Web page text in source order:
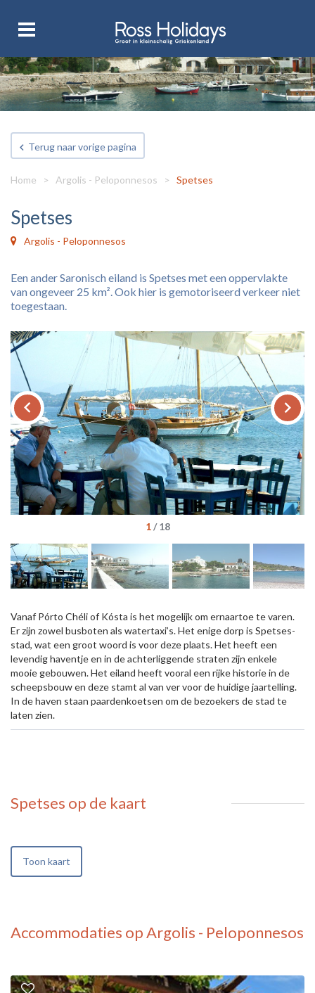
Terug naar vorige pagina
Home > Argolis - Peloponnesos > Spetses
Spetses
Argolis - Peloponnesos
Een ander Saronisch eiland is Spetses met een oppervlakte
van ongeveer 25 km². Ook hier is gemotoriseerd verkeer niet
toegestaan.
keyboard_arrow_left keyboard_arrow_right
1/18
Vanaf Pórto Chéli of Kósta is het mogelijk om ernaartoe te varen.
Er zijn zowel busboten als watertaxi’s. Het enige dorp is Spetses-
stad, wat een groot woord is voor deze plaats. Het heeft een
levendig haventje en in de achterliggende straten zijn enkele
mooie gebouwen. Het eiland heeft vooral een rijke historie in de
scheepsbouw en deze stamt al van ver voor de huidige jaartelling.
In de haven staan paardenkoetsen om de bezoekers de stad te
laten zien.
Spetses op de kaart
Toon kaart
Accommodaties op Argolis - Peloponnesos